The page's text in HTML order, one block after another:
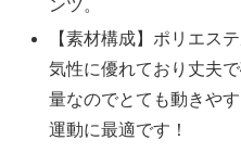
ンツ。
【素材構成】ポリエス
気性に優れており丈夫
量なのでとても動きや
運動に最適です！